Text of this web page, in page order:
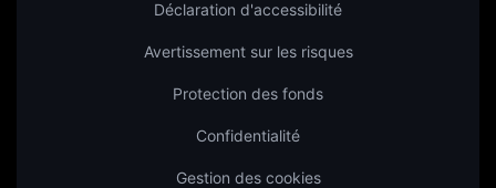
Déclaration d'accessibilité
Avertissement sur les risques
Protection des fonds
Confidentialité
Gestion des cookies